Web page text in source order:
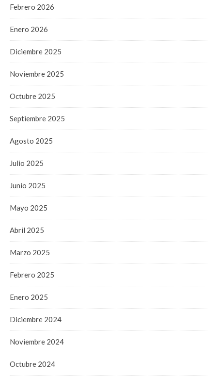
Febrero 2026
Enero 2026
Diciembre 2025
Noviembre 2025
Octubre 2025
Septiembre 2025
Agosto 2025
Julio 2025
Junio 2025
Mayo 2025
Abril 2025
Marzo 2025
Febrero 2025
Enero 2025
Diciembre 2024
Noviembre 2024
Octubre 2024